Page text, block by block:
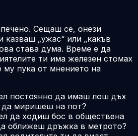
Сещаш се, онези
„ужас“ или „какъв
става дума. Време е да
ти има железен стомах
му пука от мнението на
постоянно да имаш лош дъх
да миришеш на пот?
да ходиш бос в обществена
оближеш дръжка в метрото?